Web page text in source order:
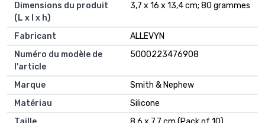
Dimensions du produit
(L x l x h)
3,7 x 16 x 13,4 cm; 80 grammes
Fabricant
ALLEVYN
Numéro du modèle de
l'article
5000223476908
Marque
Smith & Nephew
Matériau
Silicone